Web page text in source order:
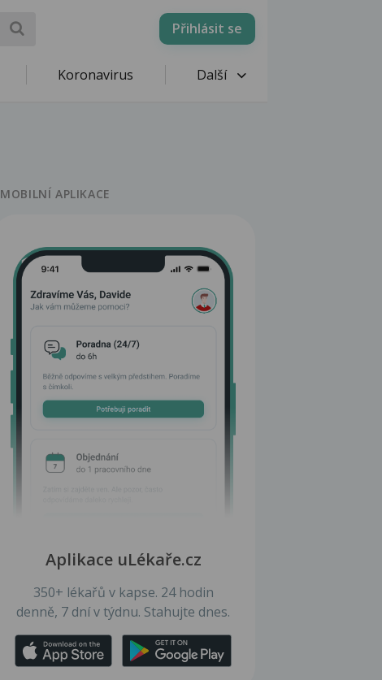
Přihlásit se
Koronavirus Další
MOBILNÍ APLIKACE
Aplikace uLékaře.cz
350+ lékařů v kapse. 24 hodin
denně, 7 dní v týdnu. Stahujte dnes.